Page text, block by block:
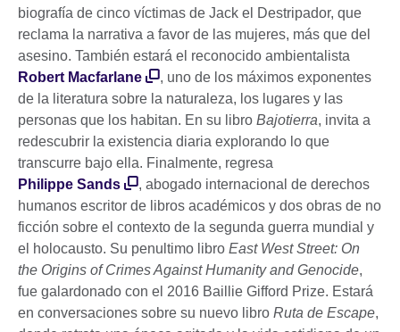
biografía de cinco víctimas de Jack el Destripador, que
reclama la narrativa a favor de las mujeres, más que del
asesino. También estará el reconocido ambientalista
Robert Macfarlane
, uno de los máximos exponentes
de la literatura sobre la naturaleza, los lugares y las
personas que los habitan. En su libro Bajotierra, invita a
redescubrir la existencia diaria explorando lo que
transcurre bajo ella. Finalmente, regresa
Philippe Sands
, abogado internacional de derechos
humanos escritor de libros académicos y dos obras de no
ficción sobre el contexto de la segunda guerra mundial y
el holocausto. Su penultimo libro East West Street: On
the Origins of Crimes Against Humanity and Genocide,
fue galardonado con el 2016 Baillie Gifford Prize. Estará
en conversaciones sobre su nuevo libro Ruta de Escape,